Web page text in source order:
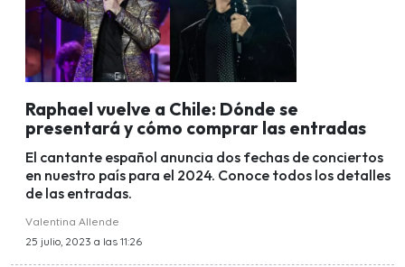
Raphael vuelve a Chile: Dónde se
presentará y cómo comprar las entradas
El cantante español anuncia dos fechas de conciertos
en nuestro país para el 2024. Conoce todos los detalles
de las entradas.
Valentina Allende
25 julio, 2023 a las 11:26